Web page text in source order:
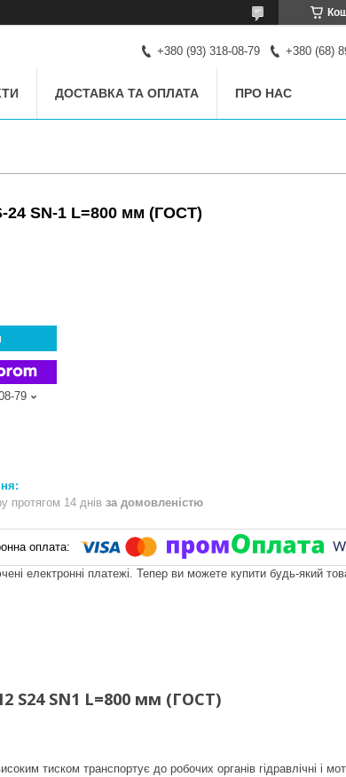
+380 (93) 318-08-79 +380 (68)
ДОСТАВКА ТА ОПЛАТА ПРО НАС
24 SN-1 L=800 мм (ГОСТ)
79
протягом 14 днів за домовленістю
електронні платежі. Тепер ви можете купити будь-який
S24 SN1 L=800 мм (ГОСТ)
тиском транспортує до робочих органів гідравлічні і